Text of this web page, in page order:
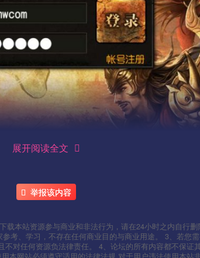
展开阅读全文
举报该内容
本站资源参与商业和非法行为，请在24小时之内自行
考、学习，不存在任何商业目的与商业用途。 3、若您
对任何资源负法律责任。 4、论坛的所有内容都不保证